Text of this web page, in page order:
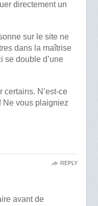
directement un
sur le site ne
dans la maîtrise
se double d’une
certains. N’est-ce
Ne vous plaigniez
avant de
REPLY